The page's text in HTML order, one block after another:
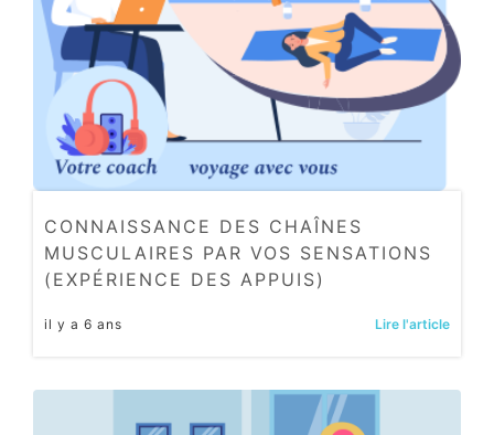
CONNAISSANCE DES CHAÎNES
MUSCULAIRES PAR VOS SENSATIONS
(EXPÉRIENCE DES APPUIS)
il y a 6 ans Lire l'article